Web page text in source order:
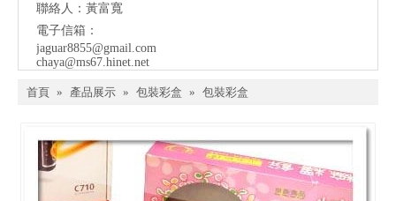
聯絡人：黃富寬
電子信箱：
jaguar8855@gmail.com
chaya@ms67.hinet.net
首頁 » 產品展示 » 包裝彩盒 » 包裝彩盒